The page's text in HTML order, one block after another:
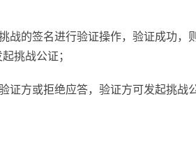
战的签名进行验证操作，验证成功，
挑战公证；
方或拒绝应答，验证方可发起挑战公